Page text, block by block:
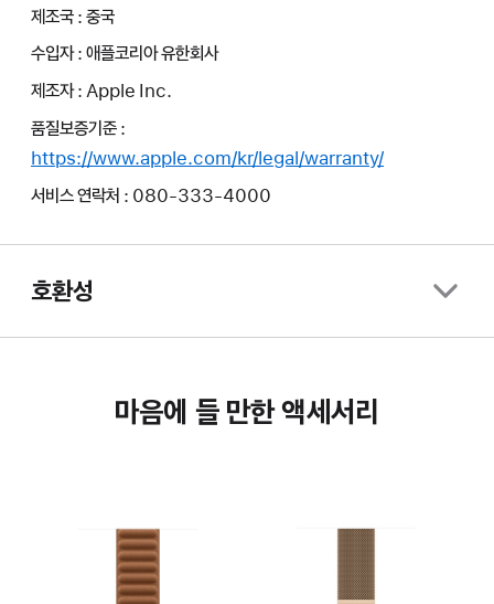
제조국 : 중국
수입자 : 애플코리아 유한회사
제조자 : Apple Inc.
품질보증기준 :
https://www.apple.com/kr/legal/warranty/
서비스 연락처 : 080-333-4000
호환성
마음에 들 만한 액세서리